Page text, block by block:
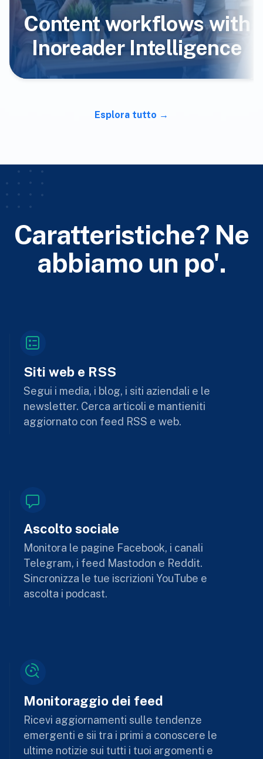
Content workflows with
Inoreader Intelligence
Esplora tutto
Caratteristiche? Ne
abbiamo un po'.
Siti web e RSS
Segui i media, i blog, i siti aziendali e le
newsletter. Cerca articoli e mantieniti
aggiornato con feed RSS e web.
Ascolto sociale
Monitora le pagine Facebook, i canali
Telegram, i feed Mastodon e Reddit.
Sincronizza le tue iscrizioni YouTube e
ascolta i podcast.
Monitoraggio dei feed
Ricevi aggiornamenti sulle tendenze
emergenti e sii tra i primi a conoscere le
ultime notizie sui tutti i tuoi argomenti e